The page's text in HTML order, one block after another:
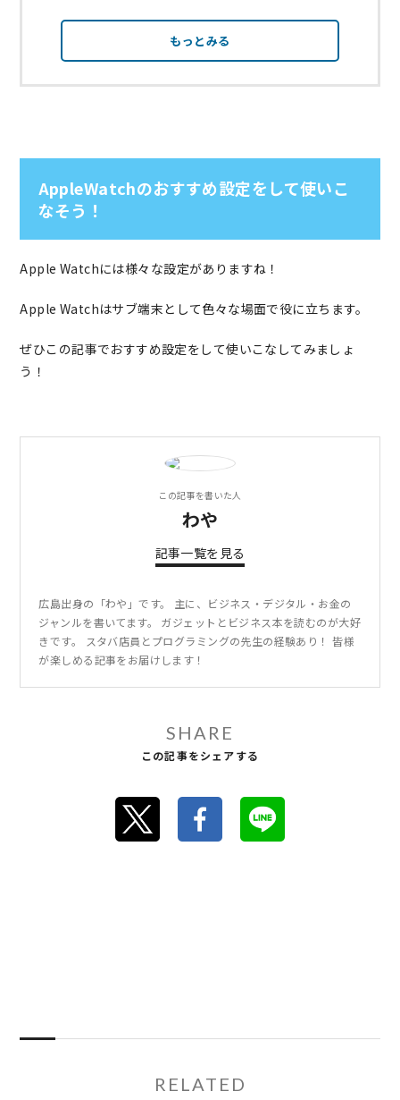
もっとみる
AppleWatchのおすすめ設定をして使いこ
なそう！
Apple Watchには様々な設定がありますね！
Apple Watchはサブ端末として色々な場面で役に立ちます。
ぜひこの記事でおすすめ設定をして使いこなしてみましょ
う！
この記事を書いた人
わや
記事一覧を見る
広島出身の「わや」です。 主に、ビジネス・デジタル・お金の
ジャンルを書いてます。 ガジェットとビジネス本を読むのが大好
きです。 スタバ店員とプログラミングの先生の経験あり！ 皆様
が楽しめる記事をお届けします！
SHARE
この記事をシェアする
RELATED